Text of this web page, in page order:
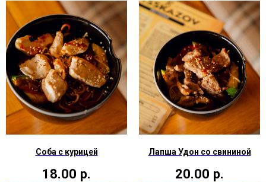
Соба с курицей
18.00 р.
Лапша Удон со свининой
20.00 р.